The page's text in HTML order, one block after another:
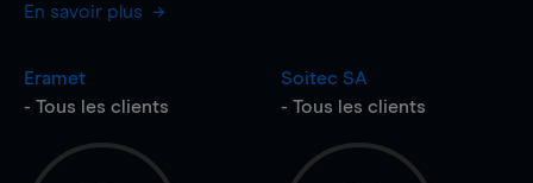
En savoir plus
Eramet
- Tous les clients
Soitec SA
- Tous les clients